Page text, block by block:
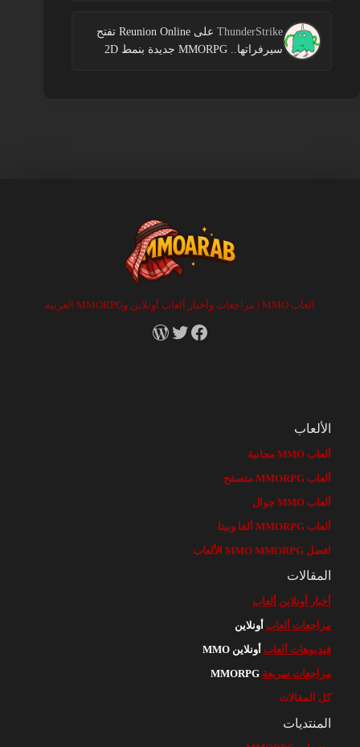
ThunderStrike على
Reunion Online تفتح
سيرفراتها.. MMORPG جديدة بنمط 2D
العاب MMO | مراجعات وأخبار ألعاب أونلاين وMMORPG العربية
Facebook
X
RSS
الألعاب
ألعاب MMO مجانية
ألعاب MMORPG متصفح
ألعاب MMO جوال
ألعاب MMORPG ألفا وبيتا
افضل MMO MMORPG الألعاب
المقالات
أخبار أونلاين ألعاب
مراجعات ألعاب أونلاين
فيديوهات ألعاب أونلاين MMO
مراجعات سريعة
كل المقالات
المنتديات